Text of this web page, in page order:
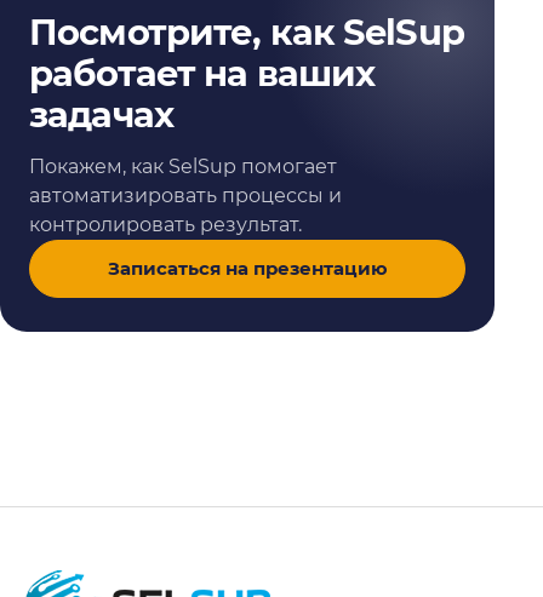
Посмотрите, как SelSup
работает на ваших
задачах
Покажем, как SelSup помогает
автоматизировать процессы и
контролировать результат.
Записаться на презентацию